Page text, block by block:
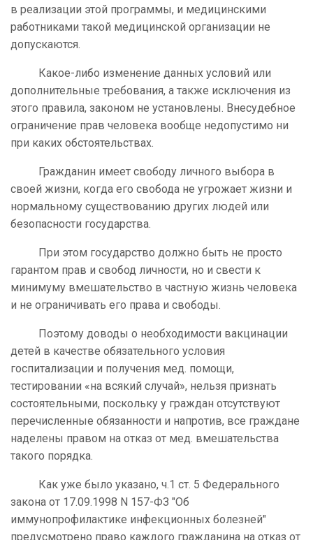
в реализации этой программы, и медицинскими
работниками такой медицинской организации не
допускаются.
Какое-либо изменение данных условий или
дополнительные требования, а также исключения из
этого правила, законом не установлены. Внесудебное
ограничение прав человека вообще недопустимо ни
при каких обстоятельствах.
Гражданин имеет свободу личного выбора в
своей жизни, когда его свобода не угрожает жизни и
нормальному существованию других людей или
безопасности государства.
При этом государство должно быть не просто
гарантом прав и свобод личности, но и свести к
минимуму вмешательство в частную жизнь человека
и не ограничивать его права и свободы.
Поэтому доводы о необходимости вакцинации
детей в качестве обязательного условия
госпитализации и получения мед. помощи,
тестировании «на всякий случай», нельзя признать
состоятельными, поскольку у граждан отсутствуют
перечисленные обязанности и напротив, все граждане
наделены правом на отказ от мед. вмешательства
такого порядка.
Как уже было указано, ч.1 ст. 5 Федерального
закона от 17.09.1998 N 157-ФЗ "Об
иммунопрофилактике инфекционных болезней"
предусмотрено право каждого гражданина на отказ от